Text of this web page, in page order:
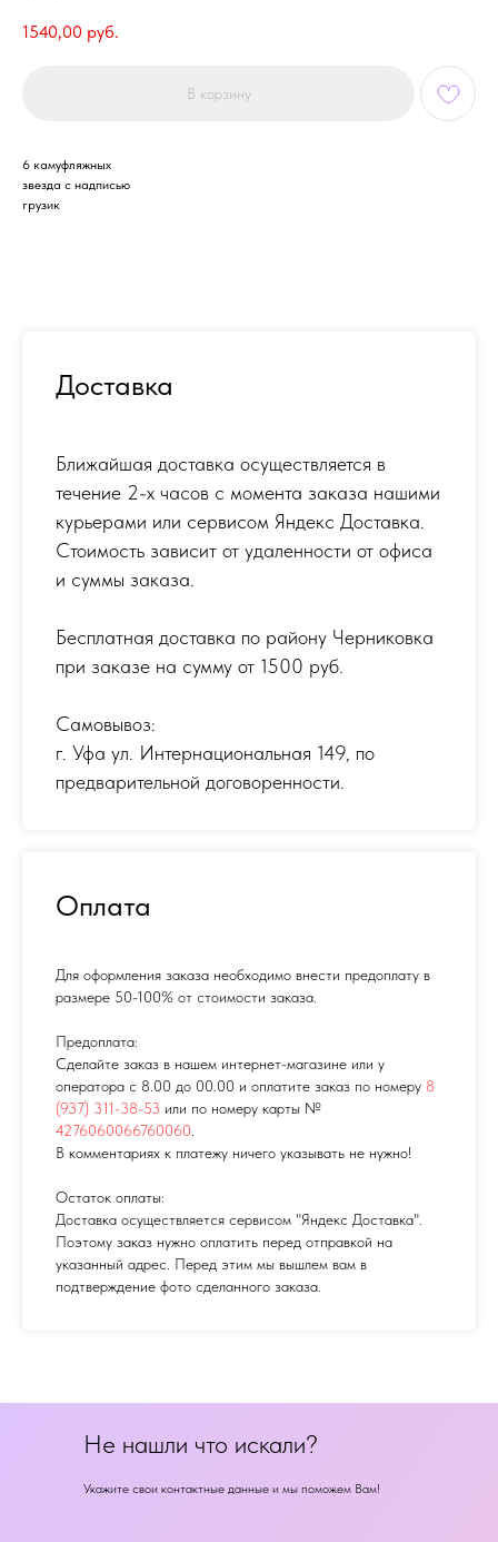
1540,00 руб.
В корзину
6 камуфляжных
звезда с надписью
грузик
Доставка
Ближайшая доставка осуществляется в
течение 2-х часов с момента заказа нашими
курьерами или сервисом Яндекс Доставка.
Стоимость зависит от удаленности от офиса
и суммы заказа.
Бесплатная доставка по району Черниковка
при заказе на сумму от 1500 руб.
Самовывоз:
г. Уфа ул. Интернациональная 149, по
предварительной договоренности.
Оплата
Для оформления заказа необходимо внести предоплату в
размере 50-100% от стоимости заказа.
Предоплата:
Сделайте заказ в нашем интернет-магазине или у
оператора с 8.00 до 00.00 и оплатите заказ по номеру 8
(937) 311-38-53 или по номеру карты №
4276060066760060
В комментариях к платежу ничего указывать не нужно!
Остаток оплаты:
Доставка осуществляется сервисом "Яндекс Доставка".
Поэтому заказ нужно оплатить перед отправкой на
указанный адрес. Перед этим мы вышлем вам в
подтверждение фото сделанного заказа.
Не нашли что искали?
Укажите свои контактные данные и мы поможем Вам!